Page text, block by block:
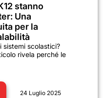
stanno
Una
per la
sistemi scolastici?
rivela perché le
24 Luglio 2025